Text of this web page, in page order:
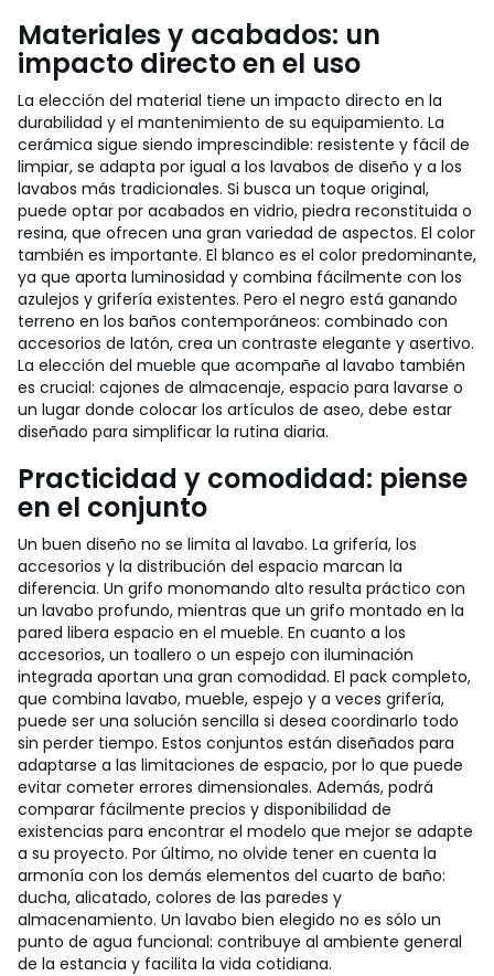
Materiales y acabados: un
impacto directo en el uso
La elección del material tiene un impacto directo en la
durabilidad y el mantenimiento de su equipamiento. La
cerámica sigue siendo imprescindible: resistente y fácil de
limpiar, se adapta por igual a los lavabos de diseño y a los
lavabos más tradicionales. Si busca un toque original,
puede optar por acabados en vidrio, piedra reconstituida o
resina, que ofrecen una gran variedad de aspectos. El color
también es importante. El blanco es el color predominante,
ya que aporta luminosidad y combina fácilmente con los
azulejos y grifería existentes. Pero el negro está ganando
terreno en los baños contemporáneos: combinado con
accesorios de latón, crea un contraste elegante y asertivo.
La elección del mueble que acompañe al lavabo también
es crucial: cajones de almacenaje, espacio para lavarse o
un lugar donde colocar los artículos de aseo, debe estar
diseñado para simplificar la rutina diaria.
Practicidad y comodidad: piense
en el conjunto
Un buen diseño no se limita al lavabo. La grifería, los
accesorios y la distribución del espacio marcan la
diferencia. Un grifo monomando alto resulta práctico con
un lavabo profundo, mientras que un grifo montado en la
pared libera espacio en el mueble. En cuanto a los
accesorios, un toallero o un espejo con iluminación
integrada aportan una gran comodidad. El pack completo,
que combina lavabo, mueble, espejo y a veces grifería,
puede ser una solución sencilla si desea coordinarlo todo
sin perder tiempo. Estos conjuntos están diseñados para
adaptarse a las limitaciones de espacio, por lo que puede
evitar cometer errores dimensionales. Además, podrá
comparar fácilmente precios y disponibilidad de
existencias para encontrar el modelo que mejor se adapte
a su proyecto. Por último, no olvide tener en cuenta la
armonía con los demás elementos del cuarto de baño:
ducha, alicatado, colores de las paredes y
almacenamiento. Un lavabo bien elegido no es sólo un
punto de agua funcional: contribuye al ambiente general
de la estancia y facilita la vida cotidiana.